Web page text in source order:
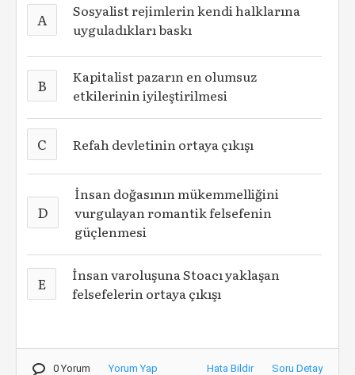
A
Sosyalist rejimlerin kendi halklarına
uyguladıkları baskı
B
Kapitalist pazarın en olumsuz
etkilerinin iyileştirilmesi
C Refah devletinin ortaya çıkışı
D
İnsan doğasının mükemmelliğini
vurgulayan romantik felsefenin
güçlenmesi
E
İnsan varoluşuna Stoacı yaklaşan
felsefelerin ortaya çıkışı
0 Yorum Yorum Yap Hata Bildir Soru Detay